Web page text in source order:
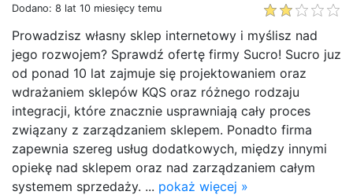
Dodano: 8 lat 10 miesięcy temu
Prowadzisz własny sklep internetowy i myślisz nad
jego rozwojem? Sprawdź ofertę firmy Sucro! Sucro juz
od ponad 10 lat zajmuje się projektowaniem oraz
wdrażaniem sklepów KQS oraz różnego rodzaju
integracji, które znacznie usprawniają cały proces
związany z zarządzaniem sklepem. Ponadto firma
zapewnia szereg usług dodatkowych, między innymi
opiekę nad sklepem oraz nad zarządzaniem całym
systemem sprzedaży. ... pokaż więcej »